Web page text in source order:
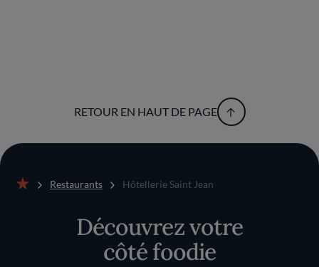
RETOUR EN HAUT DE PAGE
Restaurants Hôtellerie Saint Jean
Découvrez votre
côté foodie